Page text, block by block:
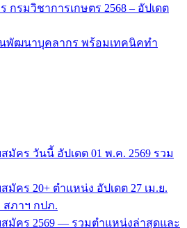
กรมวิชาการเกษตร 2568 – อัปเดต
พัฒนาบุคลากร พร้อมเทคนิคทำ
มัคร วันนี้ อัปเดต 01 พ.ค. 2569 รวม
มัคร 20+ ตำแหน่ง อัปเดต 27 เม.ย.
สภาฯ กปภ.
สมัคร 2569 — รวมตำแหน่งล่าสุดและ